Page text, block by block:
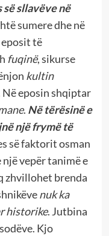
sllavëve në
sumere dhe në
të
fuqinë, sikurse
kultin
Në eposin shqiptar
. Në tërësinë e
një frymë të
së faktorit osman
vepër tanimë e
zhvillohet brenda
nuk ka
historike. Jutbina
Kjo